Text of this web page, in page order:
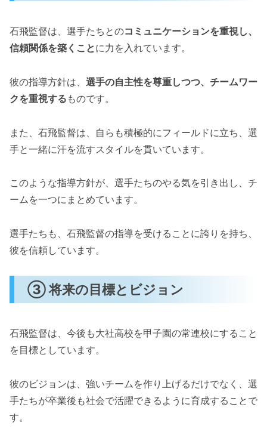
石飛監督は、選手たちとのコミュニケーションを重視し、
信頼関係を築くことに力を入れています。
彼の指導方針は、 選手の自主性を尊重しつつ、チームワー
クを重視する ものです。
また、石飛監督は、自らも積極的にフィールドに立ち、選
手と一緒に汗を流すスタイルを貫いています。
このような指導方針が、選手たちのやる気を引き出し、チ
ームを一つにまとめています。
選手たちも、石飛監督の指導を受けることに誇りを持ち、
彼を信頼しています。
③ 将来の目標とビジョン
石飛監督は、今後も大社高校を甲子園の常連校にすること
を目標としています。
彼のビジョンは、強いチームを作り上げるだけでなく、選
手たちが卒業後も社会で活躍できるように育成することで
す。